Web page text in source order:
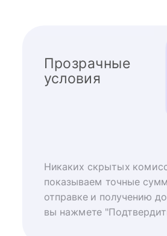
Прозрачные
условия
Никаких скрытых
показываем точные
отправке и получению
вы нажмете